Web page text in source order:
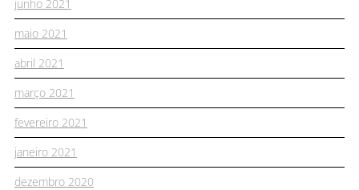
junho 2021
maio 2021
abril 2021
março 2021
fevereiro 2021
janeiro 2021
dezembro 2020